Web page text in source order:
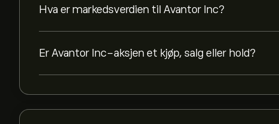
Hva er markedsverdien til Avantor Inc?
Er Avantor Inc-aksjen et kjøp, salg eller hold?